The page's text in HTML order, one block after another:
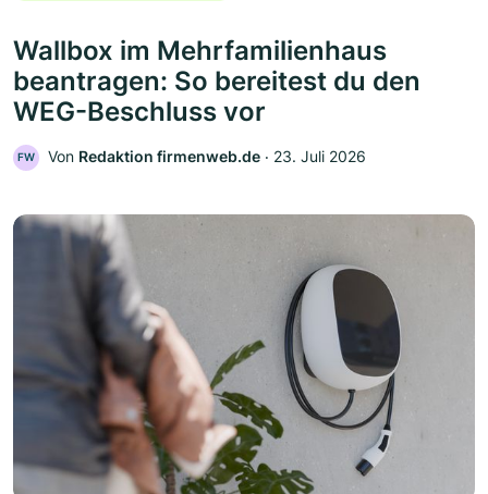
Wallbox im Mehrfamilienhaus
beantragen: So bereitest du den
WEG-Beschluss vor
FW Von Redaktion firmenweb.de ‧ 23. Juli 2026